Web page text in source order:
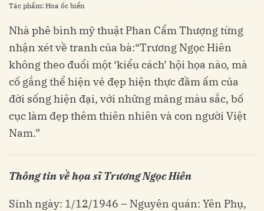
Tác phẩm: Hoa ốc biển
Nhà phê bình mỹ thuật Phan Cẩm Thượng từng
nhận xét về tranh của bà:“Trương Ngọc Hiên
không theo đuổi một ‘kiểu cách’ hội họa nào, mà
cố gắng thể hiện vẻ đẹp hiện thực đầm ấm của
đời sống hiện đại, với những mảng màu sắc, bố
cục làm đẹp thêm thiên nhiên và con người Việt
Nam.”
Thông tin về họa sĩ Trương Ngọc Hiên
Sinh ngày: 1/12/1946 – Nguyên quán: Yên Phụ,